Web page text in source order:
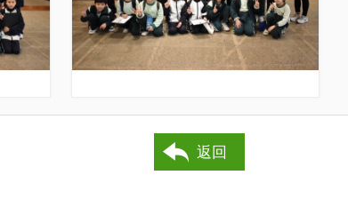
返回